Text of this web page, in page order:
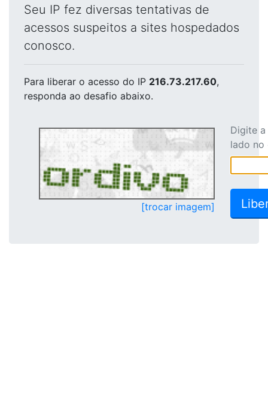
Seu IP fez diversas tentativas de
acessos suspeitos a sites hospedados
conosco.
Para liberar o acesso do IP 216.73.217.60,
responda ao desafio abaixo.
[trocar imagem]
Digite
lado no